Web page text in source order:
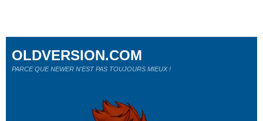
OLDVERSION.COM
PARCE QUE NEWER N'EST PAS TOUJOURS MIEUX !